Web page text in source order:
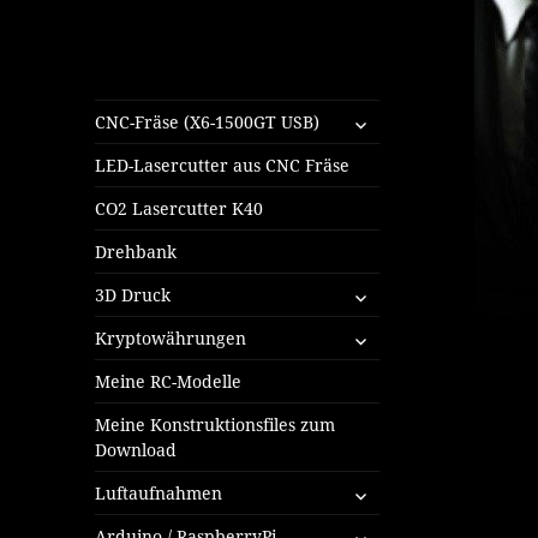
CNC-Fräse (X6-1500GT USB)
untermenü
öffnen
LED-Lasercutter aus CNC Fräse
CO2 Lasercutter K40
Drehbank
3D Druck
untermenü
öffnen
Kryptowährungen
untermenü
öffnen
Meine RC-Modelle
Meine Konstruktionsfiles zum
Download
Luftaufnahmen
untermenü
öffnen
untermenü